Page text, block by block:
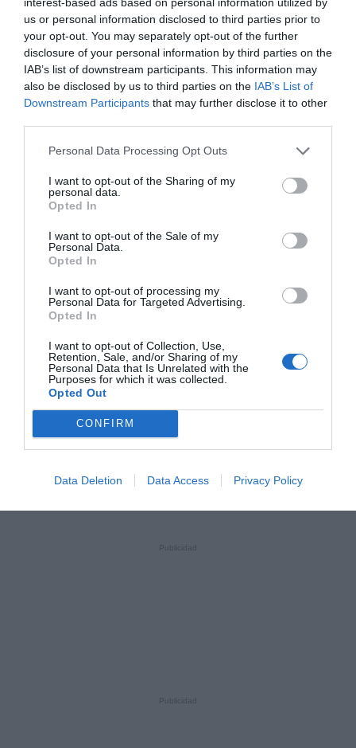
us or personal information disclosed to third parties prior to
your opt-out. You may separately opt-out of the further
disclosure of your personal information by third parties on the
IAB’s list of downstream participants. This information may
also be disclosed by us to third parties on the IAB’s List of
Downstream Participants that may further disclose it to other
Personal Data Processing Opt Outs
I want to opt-out of the Sharing of my
personal data.
Opted In
I want to opt-out of the Sale of my
Personal Data.
Opted In
I want to opt-out of processing my
Personal Data for Targeted Advertising.
Opted In
I want to opt-out of Collection, Use,
Retention, Sale, and/or Sharing of my
Personal Data that Is Unrelated with the
Purposes for which it was collected.
Opted Out
CONFIRM
Data Deletion Data Access Privacy Policy